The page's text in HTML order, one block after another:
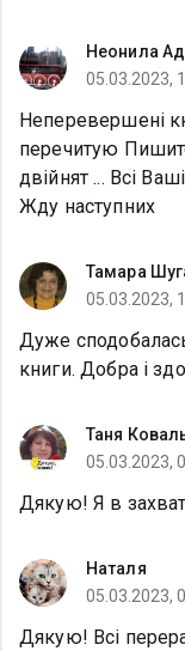
Неонила
05.03.2023,
Неперевершені
перечитую
двійнят ... Всі
Жду наступних
Тамара
05.03.2023,
Дуже
книги. Добра і
Таня
05.03.2023,
Дякую! Я в
Наталя
05.03.2023,
Дякую! Всі